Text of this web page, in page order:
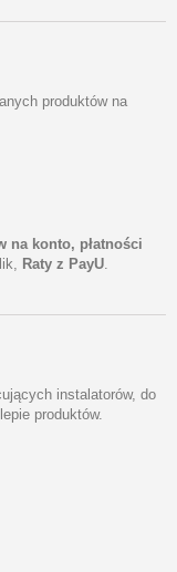
produktów na
na konto, płatności
Raty z PayU
instalatorów, do
produktów.